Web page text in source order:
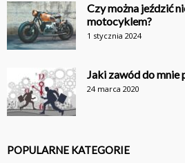
Czy można jeździć
motocyklem?
1 stycznia 2024
Jaki zawód do mnie
24 marca 2020
POPULARNE KATEGORIE